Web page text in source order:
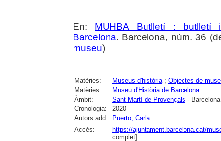
En: MUHBA Butlletí : butlletí
Barcelona. Barcelona, núm. 36
museu)
Matèries: Museus d'història; Objectes de
Matèries:
Museu d'Història de Barcelona
Àmbit:
Sant Martí de Provençals -
Cronologia:
2020
Autors add.: Puerto, Carla
Accés:
https://ajuntament.barcelona.cat/
complet]